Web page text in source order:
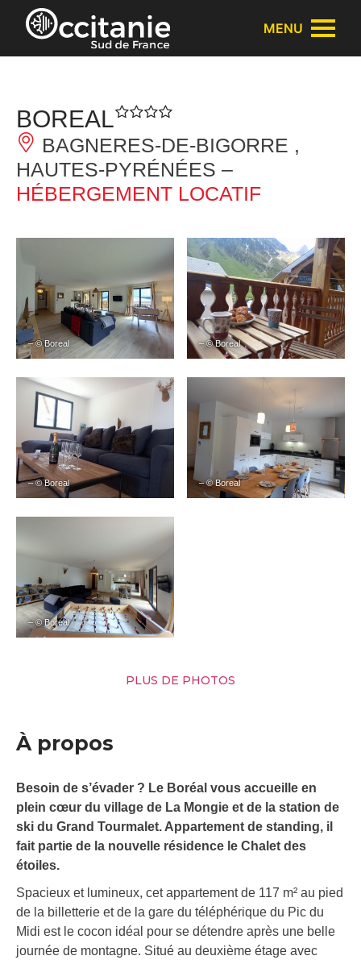
Panneau de gestion des cookies
MENU
BOREAL
BAGNERES-DE-BIGORRE ,
HAUTES-PYRÉNÉES –
HÉBERGEMENT LOCATIF
– © Boreal – © Boreal
– © Boreal – © Boreal
– © Boreal
PLUS DE PHOTOS
À propos
Besoin de s’évader ? Le Boréal vous accueille en
plein cœur du village de La Mongie et de la station de
ski du Grand Tourmalet. Appartement de standing, il
fait partie de la nouvelle résidence le Chalet des
étoiles.
Spacieux et lumineux, cet appartement de 117 m² au pied
de la billetterie et de la gare du téléphérique du Pic du
Midi est le cocon idéal pour se détendre après une belle
journée de montagne. Situé au deuxième étage avec